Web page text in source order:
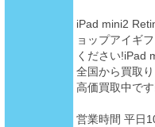
iPad mini2
ョップアイギ
ください!iPad
全国から買取
高価買取中で
営業時間 平日